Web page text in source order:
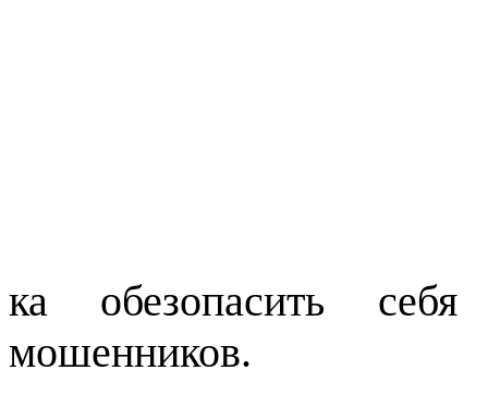
ка обезопасить
мошенников.